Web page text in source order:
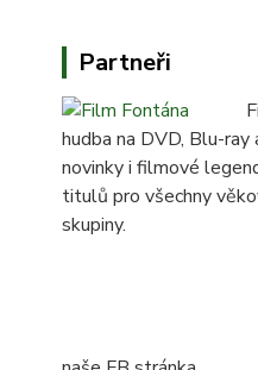
Partneři
hudba na DVD, Blu-ray
novinky i filmové
titulů pro všechny
skupiny.